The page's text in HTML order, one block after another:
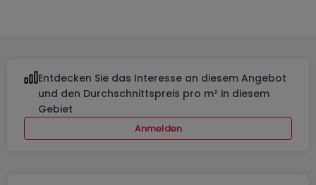
Entdecken Sie das Interesse an diesem Angebot
und den Durchschnittspreis pro m² in diesem
Gebiet
Anmelden